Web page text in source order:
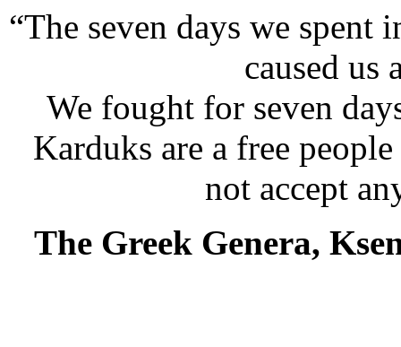
“The seven days we
caused us
We fought for seven
Karduks are a free
not accept
The Greek Genera,